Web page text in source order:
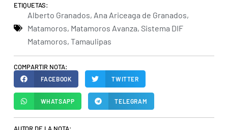
ETIQUETAS:
Alberto Granados, Ana Ariceaga de Granados,
Matamoros, Matamoros Avanza, Sistema DIF
Matamoros, Tamaulipas
COMPARTIR NOTA:
FACEBOOK TWITTER
WHATSAPP TELEGRAM